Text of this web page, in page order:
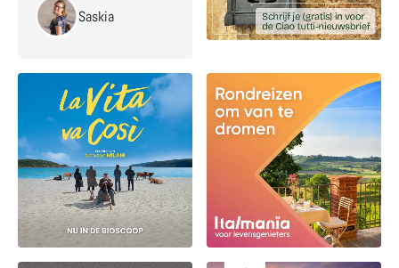
Saskia